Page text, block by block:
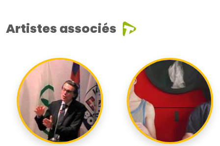
Artistes associés